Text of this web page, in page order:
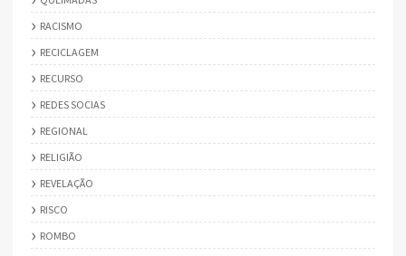
RACISMO
RECICLAGEM
RECURSO
REDES SOCIAS
REGIONAL
RELIGIÃO
REVELAÇÃO
RISCO
ROMBO